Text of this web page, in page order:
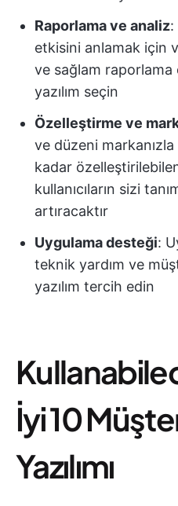
Raporlama ve analiz:
etkisini anlamak için
ve sağlam
yazılım seçin
Özelleştirme ve
ve düzeni
kadar
kullanıcıların sizi
artıracaktır
Uygulama desteği:
teknik yardım ve
yazılım tercih edin
İyi 10
Yazılımı